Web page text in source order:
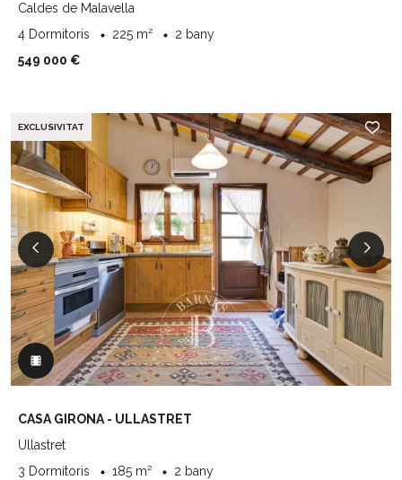
Caldes de Malavella
4 Dormitoris
225 m²
2 bany
549 000 €
EXCLUSIVITAT
CASA GIRONA - ULLASTRET
Ullastret
3 Dormitoris
185 m²
2 bany